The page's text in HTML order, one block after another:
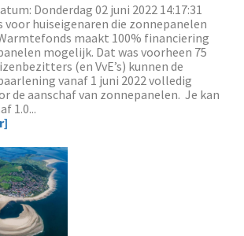
Donderdag 02 juni 2022 14:17:31
voor huiseigenaren die zonnepanelen
maakt 100% financiering
mogelijk. Dat was voorheen 75
(en VvE’s) kunnen de
vanaf 1 juni 2022 volledig
de aanschaf van zonnepanelen. Je kan
1.0...